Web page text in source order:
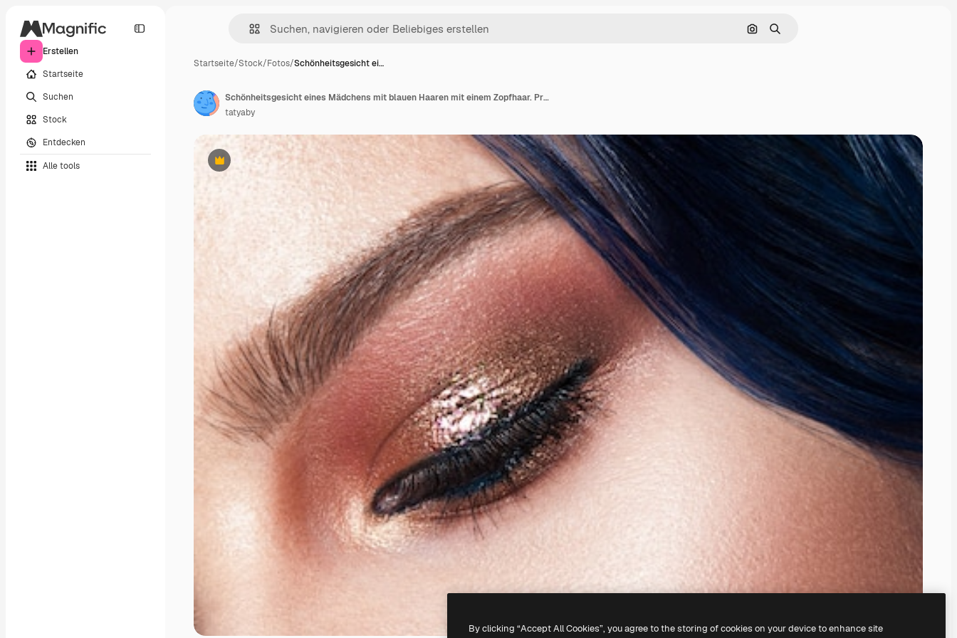
Erstellen
Startseite
Suchen
Stock
Entdecken
Alle tools
Nach Bild suchen
Suchen
Startseite/Stock/Fotos/Schönheitsgesicht ei…
Premium
Schönheitsgesicht eines Mädchens mit blauen Haaren mit einem Zopfhaar. Professionelles Make-up, saubere Haut
tatyaby
By clicking “Accept All Cookies”, you agree to the storing of cookies on your device to enhance site